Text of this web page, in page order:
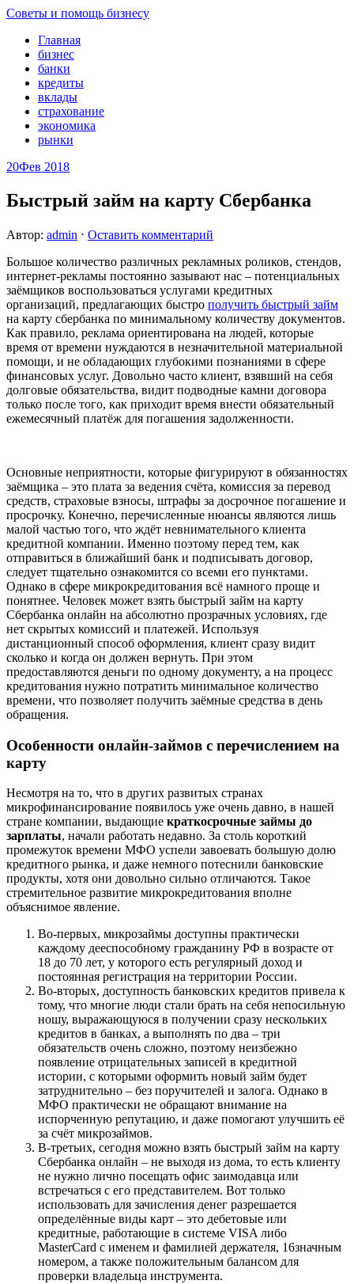
Советы и помощь бизнесу
Главная
бизнес
банки
кредиты
вклады
страхование
экономика
рынки
20Фев 2018
Быстрый займ на карту Сбербанка
Автор: admin ⋅ Оставить комментарий
Большое количество различных рекламных роликов, стендов,
интернет-рекламы постоянно зазывают нас – потенциальных
заёмщиков воспользоваться услугами кредитных
организаций, предлагающих быстро получить быстрый займ
на карту сбербанка по минимальному количеству документов.
Как правило, реклама ориентирована на людей, которые
время от времени нуждаются в незначительной материальной
помощи, и не обладающих глубокими познаниями в сфере
финансовых услуг. Довольно часто клиент, взявший на себя
долговые обязательства, видит подводные камни договора
только после того, как приходит время внести обязательный
ежемесячный платёж для погашения задолженности.
Основные неприятности, которые фигурируют в обязанностях
заёмщика – это плата за ведения счёта, комиссия за перевод
средств, страховые взносы, штрафы за досрочное погашение и
просрочку. Конечно, перечисленные нюансы являются лишь
малой частью того, что ждёт невнимательного клиента
кредитной компании. Именно поэтому перед тем, как
отправиться в ближайший банк и подписывать договор,
следует тщательно ознакомится со всеми его пунктами.
Однако в сфере микрокредитования всё намного проще и
понятнее. Человек может взять быстрый займ на карту
Сбербанка онлайн на абсолютно прозрачных условиях, где
нет скрытых комиссий и платежей. Используя
дистанционный способ оформления, клиент сразу видит
сколько и когда он должен вернуть. При этом
предоставляются деньги по одному документу, а на процесс
кредитования нужно потратить минимальное количество
времени, что позволяет получить заёмные средства в день
обращения.
Особенности онлайн-займов с перечислением на
карту
Несмотря на то, что в других развитых странах
микрофинансирование появилось уже очень давно, в нашей
стране компании, выдающие краткосрочные займы до
зарплаты, начали работать недавно. За столь короткий
промежуток времени МФО успели завоевать большую долю
кредитного рынка, и даже немного потеснили банковские
продукты, хотя они довольно сильно отличаются. Такое
стремительное развитие микрокредитования вполне
объяснимое явление.
Во-первых, микрозаймы доступны практически
каждому дееспособному гражданину РФ в возрасте от
18 до 70 лет, у которого есть регулярный доход и
постоянная регистрация на территории России.
Во-вторых, доступность банковских кредитов привела к
тому, что многие люди стали брать на себя непосильную
ношу, выражающуюся в получении сразу нескольких
кредитов в банках, а выполнять по два – три
обязательств очень сложно, поэтому неизбежно
появление отрицательных записей в кредитной
истории, с которыми оформить новый займ будет
затруднительно – без поручителей и залога. Однако в
МФО практически не обращают внимание на
испорченную репутацию, и даже помогают улучшить её
за счёт микрозаймов.
В-третьих, сегодня можно взять быстрый займ на карту
Сбербанка онлайн – не выходя из дома, то есть клиенту
не нужно лично посещать офис заимодавца или
встречаться с его представителем. Вот только
использовать для зачисления денег разрешается
определённые виды карт – это дебетовые или
кредитные, работающие в системе VISA либо
MasterCard с именем и фамилией держателя, 16значным
номером, а также положительным балансом для
проверки владельца инструмента.